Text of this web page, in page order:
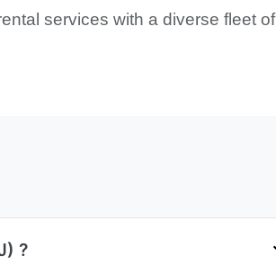
services with a diverse fleet of
?